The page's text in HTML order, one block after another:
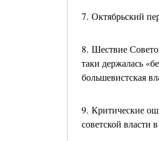
7. Октябрьский
8. Шествие
таки держалась
большевистская
9. Критические
советской власти